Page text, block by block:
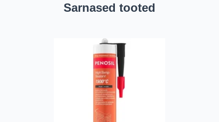
Sarnased tooted